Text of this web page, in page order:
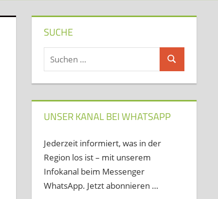
SUCHE
Suchen
nach:
Suchen
UNSER KANAL BEI WHATSAPP
Jederzeit informiert, was in der
Region los ist – mit unserem
Infokanal beim Messenger
WhatsApp. Jetzt abonnieren …